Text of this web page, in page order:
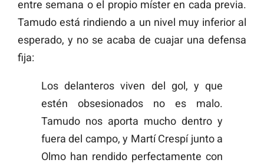
entre semana o el propio míster en cada previa.
Tamudo está rindiendo a un nivel muy inferior al
esperado, y no se acaba de cuajar una defensa
fija:
Los delanteros viven del gol, y que
estén obsesionados no es malo.
Tamudo nos aporta mucho dentro y
fuera del campo, y Martí Crespí junto a
Olmo han rendido perfectamente con